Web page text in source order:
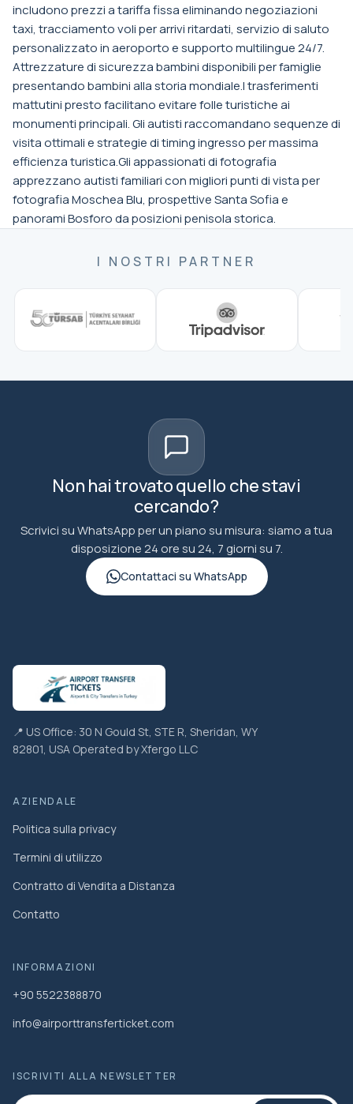
includono prezzi a tariffa fissa eliminando negoziazioni
taxi, tracciamento voli per arrivi ritardati, servizio di saluto
personalizzato in aeroporto e supporto multilingue 24/7.
Attrezzature di sicurezza bambini disponibili per famiglie
presentando bambini alla storia mondiale.I trasferimenti
mattutini presto facilitano evitare folle turistiche ai
monumenti principali. Gli autisti raccomandano sequenze di
visita ottimali e strategie di timing ingresso per massima
efficienza turistica.Gli appassionati di fotografia
apprezzano autisti familiari con migliori punti di vista per
fotografia Moschea Blu, prospettive Santa Sofia e
panorami Bosforo da posizioni penisola storica.
I NOSTRI PARTNER
Non hai trovato quello che stavi
cercando?
Scrivici su WhatsApp per un piano su misura: siamo a tua
disposizione 24 ore su 24, 7 giorni su 7.
Contattaci su WhatsApp
📍 US Office: 30 N Gould St, STE R, Sheridan, WY
82801, USA Operated by Xfergo LLC
AZIENDALE
Politica sulla privacy
Termini di utilizzo
Contratto di Vendita a Distanza
Contatto
INFORMAZIONI
+90 5522388870
info@airporttransferticket.com
ISCRIVITI ALLA NEWSLETTER